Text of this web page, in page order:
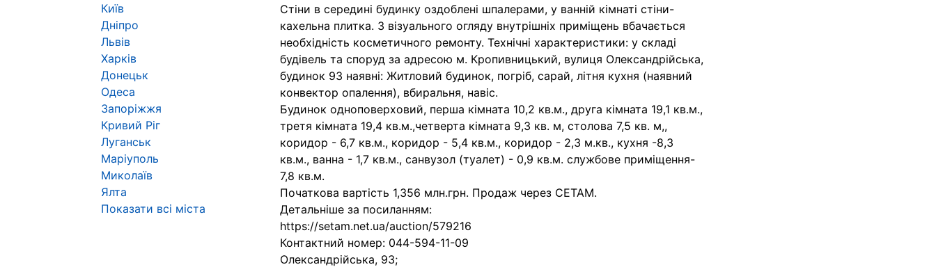
Стіни в середині будинку оздоблені шпалерами, у ванній кімнаті стіни-
кахельна плитка. З візуального огляду внутрішніх приміщень вбачається
необхідність косметичного ремонту. Технічні характеристики: у складі
будівель та споруд за адресою м. Кропивницький, вулиця Олександрійська,
будинок 93 наявні: Житловий будинок, погріб, сарай, літня кухня (наявний
конвектор опалення), вбиральня, навіс.
Будинок одноповерховий, перша кімната 10,2 кв.м., друга кімната 19,1 кв.м.,
третя кімната 19,4 кв.м.,четверта кімната 9,3 кв. м, столова 7,5 кв. м,,
коридор - 6,7 кв.м., коридор - 5,4 кв.м., коридор - 2,3 м.кв., кухня -8,3
кв.м., ванна - 1,7 кв.м., санвузол (туалет) - 0,9 кв.м. службове приміщення-
7,8 кв.м.
Початкова вартість 1,356 млн.грн. Продаж через СЕТАМ.
Детальніше за посиланням:
https://setam.net.ua/auction/579216
Контактний номер: 044-594-11-09
Олександрійська, 93;
Київ
Дніпро
Львів
Харків
Донецьк
Одеса
Запоріжжя
Кривий Ріг
Луганськ
Маріуполь
Миколаїв
Ялта
Показати всі міста